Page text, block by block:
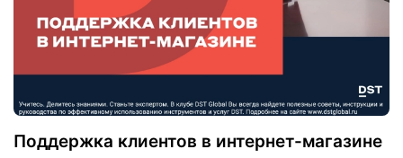
Поддержка клиентов в интернет-магазине